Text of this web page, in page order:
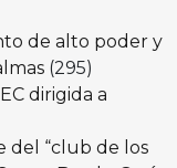
de alto poder y
(295)
dirigida a
del “club de los